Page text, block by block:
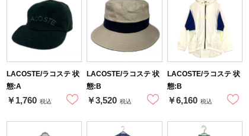
LACOSTE/ラコステ 状
態:A
￥1,760 税込
LACOSTE/ラコステ 状
態:B
￥3,520 税込
LACOSTE/ラコステ 状
態:B
￥6,160 税込